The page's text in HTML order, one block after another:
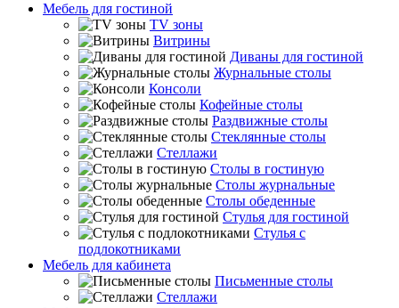
Мебель для гостиной
TV зоны
Витрины
Диваны для гостиной
Журнальные столы
Консоли
Кофейные столы
Раздвижные столы
Стеклянные столы
Стеллажи
Столы в гостиную
Столы журнальные
Столы обеденные
Стулья для гостиной
Стулья с
подлокотниками
Мебель для кабинета
Письменные столы
Стеллажи